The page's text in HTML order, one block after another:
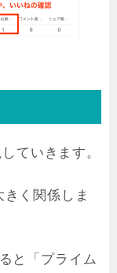
ていきます。
く関係しま
と「プライム